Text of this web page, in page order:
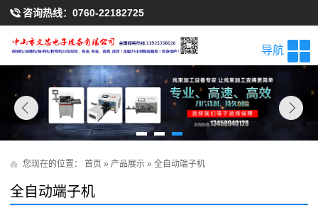
咨询热线： 0760-22182725
导航
您现在的位置： 首页 » 产品展示 » 全自动端子机
全自动端子机